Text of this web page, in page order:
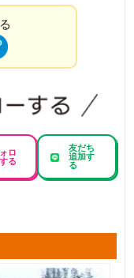
ロ
る
友だち
追加す
る